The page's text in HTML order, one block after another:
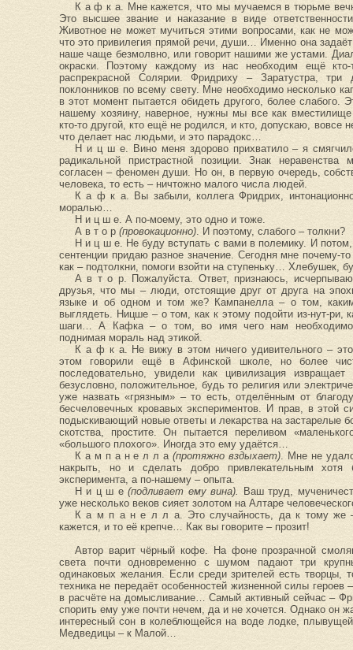
К а ф к а. Мне кажется, что мы мучаемся в тюрьме
Это высшее звание и наказание в виде
Животное не может мучиться этими вопросами, как не
что это привилегия прямой речи, души… Именно она
наше чаще безмолвно, или говорит нашими же устами.
окраски. Поэтому каждому из нас необходим ещё
распрекрасной Солярии. Фридриху – Заратустра, три
поклонников по всему свету. Мне необходимо несколько
в этот момент пытается обидеть другого, более
нашему хозяину, наверное, нужны мы все как вместилище
кто-то другой, кто ещё не родился, и кто, допускаю, вовсе
что делает нас людьми, и это парадокс…
Н и ц ш е. Вино меня здорово прихватило – я
радикальной пристрастной позиции. Знак
согласен – феномен души. Но он, в первую очередь,
человека, то есть – ничтожно малого числа людей.
К а ф к а. Вы забыли, коллега Фридрих,
моралью…
Н и ц ш е. А по-моему, это одно и тоже.
А в т о р (провокационно). И поэтому, слабого – толкни?
Н и ц ш е. Не буду вступать с вами в полемику. И потом,
сентенции придаю разное значение. Сегодня мне почему-
как – подтолкни, помоги взойти на ступеньку… Хлебушек,
А в т о р. Пожалуйста. Ответ, признаюсь,
друзья, что мы – люди, отстоящие друг от друга на
языке и об одном и том же? Кампанелла – о том,
выглядеть. Ницше – о том, как к этому подойти из-нут-ри,
шаги… А Кафка – о том, во имя чего нам необходимо
поднимая мораль над этикой.
К а ф к а. Не вижу в этом ничего удивительного –
этом говорили ещё в Афинской школе, но более
последовательно, увидели как цивилизация
безусловно, положительное, будь то религия или
уже назвать «грязным» – то есть, отделённым от
бесчеловечных кровавых экспериментов. И прав, в этой
подыскивающий новые ответы и лекарства на застарелые
скотства, простите. Он пытается переливом
«большого плохого». Иногда это ему удаётся…
К а м п а н е л л а(протяжно вздыхает). Мне не
накрыть, но и сделать добро привлекательным
эксперимента, а по-нашему – опыта.
Н и ц ш е(подливает ему вина).
Ваш труд,
уже несколько веков сияет золотом на Алтаре
К а м п а н е л л а. Это случайность, да к тому же
кажется, и то её крепче… Как вы говорите – прозит!
Автор варит чёрный кофе. На фоне прозрачной
света почти одновременно с шумом падают три
одинаковых желания. Если среди зрителей есть
техника не передаёт особенностей жизненной силы героев
в расчёте на домысливание… Самый активный сейчас –
спорить ему уже почти нечем, да и не хочется. Однако он
интересный сон в колеблющейся на воде лодке,
Медведицы – к Малой…